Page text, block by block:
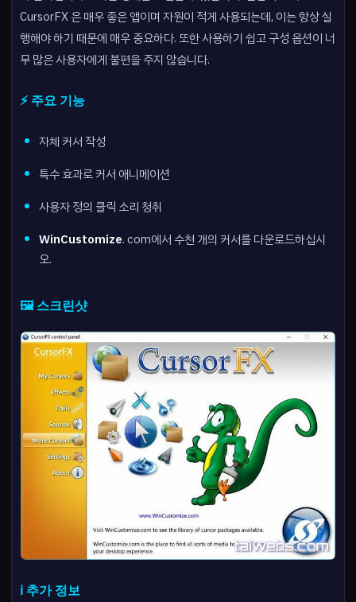
CursorFX 은 매우 좋은 앱이며 자원이 적게 사용되는데, 이는 항상 실
행해야 하기 때문에 매우 중요하다. 또한 사용하기 쉽고 구성 옵션이 너
무 많은 사용자에게 불편을 주지 않습니다.
⚡ 주요 기능
자체 커서 작성
특수 효과로 커서 애니메이션
사용자 정의 클릭 소리 청취
WinCustomize. com에서 수천 개의 커서를 다운로드하십시
오.
🖼️ 스크린샷
ℹ️ 추가 정보